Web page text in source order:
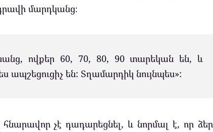
մարդկանց։
ովքեր 60, 70, 80, 90 տարեկան են, և
են: Տղամարդիկ նույնպես»:
չէ դադարեցնել, և նորմալ է, որ ձեր